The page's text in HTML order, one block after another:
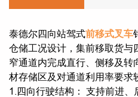
泰德尔四向站驾式前移式叉车
仓储工况设计，集前移取货与
窄通道内完成直行、侧移及转
材存储区及对通道利用率要求
1.四向行驶结构： 支持前进